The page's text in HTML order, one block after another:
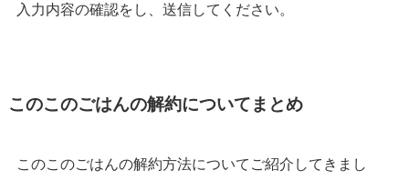
入力内容の確認をし、送信してください。
このこのごはんの解約についてまとめ
このこのごはんの解約方法についてご紹介してきまし